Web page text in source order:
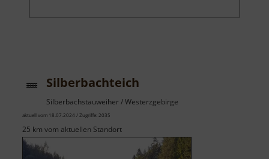
Silberbachteich
Silberbachstauweiher / Westerzgebirge
aktuell vom 18.07.2024 / Zugriffe: 2035
25 km vom aktuellen Standort